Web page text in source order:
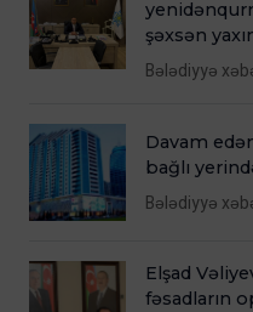
şəxsən
Bələdiyyə
Davam
bağlı
Bələdiyyə
Elşad
fəsadların